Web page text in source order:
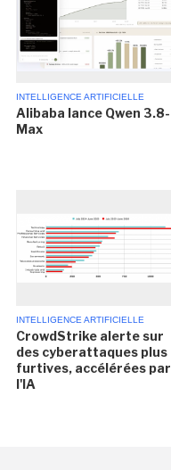
INTELLIGENCE ARTIFICIELLE
Alibaba lance Qwen 3.8-
Max
INTELLIGENCE ARTIFICIELLE
CrowdStrike alerte sur
des cyberattaques plus
furtives, accélérées par
l'IA